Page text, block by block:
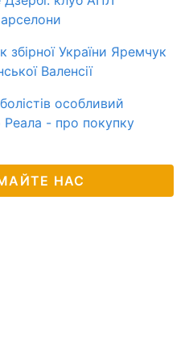
збірної України Яремчук
Валенсії
особливий
Реала - про покупку
НАС